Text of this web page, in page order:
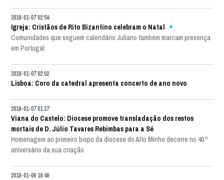
2018-01-07 02:54
Igreja: Cristãos de Rito Bizantino celebram o Natal
Comunidades que seguem calendário Juliano também marcam presença
em Portugal
2018-01-07 02:02
Lisboa: Coro da catedral apresenta concerto de ano novo
2018-01-07 01:27
Viana do Castelo: Diocese promove transladação dos restos
mortais de D. Júlio Tavares Rebimbas para a Sé
Homenagem ao primeiro bispo da diocese do Alto Minho decorre no 40.º
aniversário da sua criação
2018-01-06 18:49